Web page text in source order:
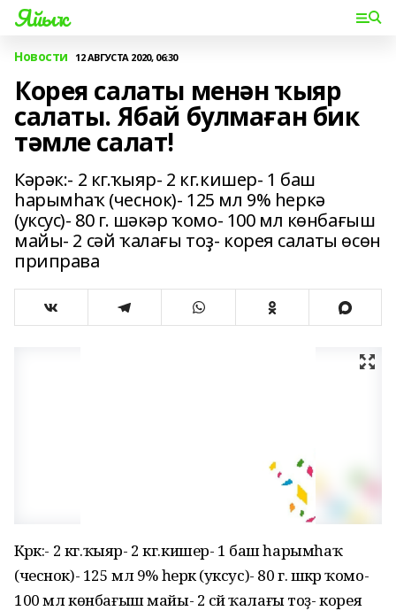
Яйыҡ
Новости 12 АВГУСТА 2020, 06:30
Корея салаты менән ҡыяр
салаты. Ябай булмаған бик
тәмле салат!
Кәрәк:- 2 кг.ҡыяр- 2 кг.кишер- 1 баш
һарымһаҡ (чеснок)- 125 мл 9% һеркә
(уксус)- 80 г. шәкәр ҡомо- 100 мл көнбағыш
майы- 2 сәй ҡалағы тоҙ- корея салаты өсөн
приправа
Кәрәк:- 2 кг.ҡыяр- 2 кг.кишер- 1 баш һарымһаҡ
(чеснок)- 125 мл 9% һеркә (уксус)- 80 г. шәкәр ҡомо-
100 мл көнбағыш майы- 2 сәй ҡалағы тоҙ- корея